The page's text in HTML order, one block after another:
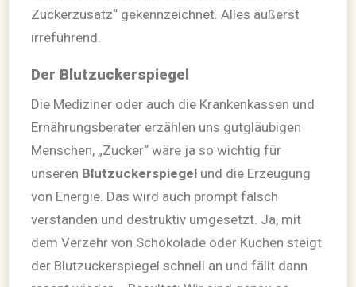
Zuckerzusatz“ gekennzeichnet. Alles äußerst
irreführend.
Der Blutzuckerspiegel
Die Mediziner oder auch die Krankenkassen und
Ernährungsberater erzählen uns gutgläubigen
Menschen, „Zucker“ wäre ja so wichtig für
unseren Blutzuckerspiegel und die Erzeugung
von Energie. Das wird auch prompt falsch
verstanden und destruktiv umgesetzt. Ja, mit
dem Verzehr von Schokolade oder Kuchen steigt
der Blutzuckerspiegel schnell an und fällt dann